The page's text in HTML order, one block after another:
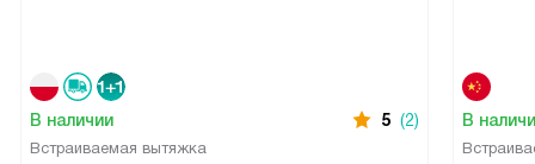
В наличии 5 (2)
Встраиваемая вытяжка
В